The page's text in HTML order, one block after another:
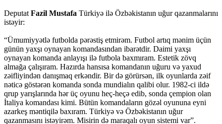
Deputat Fazil Mustafa Türkiyə ilə Özbəkistanın uğur qazanmalarını
istəyir:
“Ümumiyyətlə futbolda pərəstiş etmirəm. Futbol artıq mənim üçün
günün yaxşı oynayan komandasından ibarətdir. Daimi yaxşı
oynayan komanda anlayışı ilə futbola baxmıram. Estetik zövq
almağa çalışıram. Hazırda hansısa komandanın uğuru və yaxud
zəifliyindən danışmaq erkəndir. Bir də görürsən, ilk oyunlarda zəif
nəticə göstərən komanda sonda mundialın qalibi olur. 1982-ci ildə
qrup yarışlarında hər üç oyunu heç-heçə edib, sonda çempion olan
İtaliya komandası kimi. Bütün komandaların gözəl oyununa eyni
azarkeş məntiqilə baxıram. Türkiyə və Özbəkistanın uğur
qazanmasını istəyirəm. Misirin də maraqalı oyun sistemi var”.